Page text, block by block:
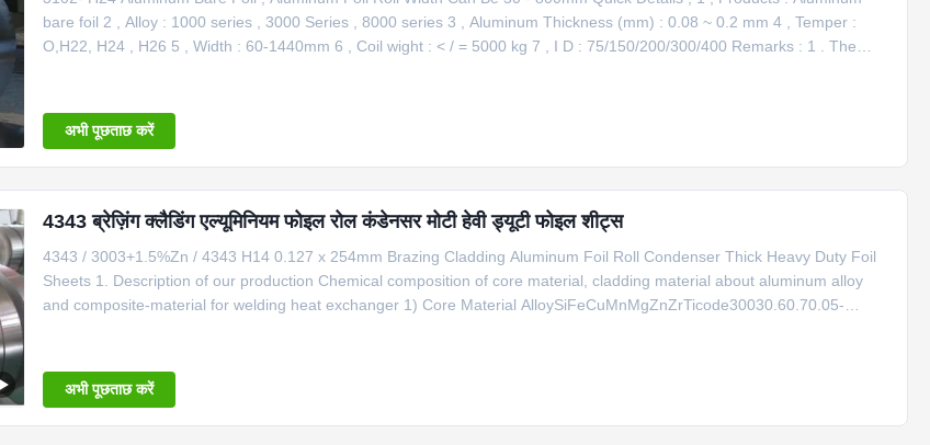
bare foil 2 , Alloy : 1000 series , 3000 Series , 8000 series 3 , Aluminum Thickness (mm) : 0.08 ~ 0.2 mm 4 , Temper :
O,H22, H24 , H26 5 , Width : 60-1440mm 6 , Coil wight : < / = 5000 kg 7 , I D : 75/150/200/300/400 Remarks : 1 . The
अभी पूछताछ करें
4343 ब्रेज़िंग क्लैडिंग एल्यूमिनियम फोइल रोल कंडेनसर मोटी हेवी ड्यूटी फोइल शीट्स
4343 / 3003+1.5%Zn / 4343 H14 0.127 x 254mm Brazing Cladding Aluminum Foil Roll Condenser Thick Heavy Duty Foil
Sheets 1. Description of our production Chemical composition of core material, cladding material about aluminum alloy
and composite-material for welding heat exchanger 1) Core Material AlloySiFeCuMnMgZnZrTicode30030.60.70.05-
अभी पूछताछ करें